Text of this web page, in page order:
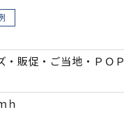
・販促・ご当地・ＰＯＰ
ｈ